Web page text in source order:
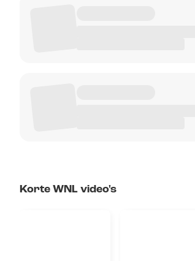
Korte WNL video's